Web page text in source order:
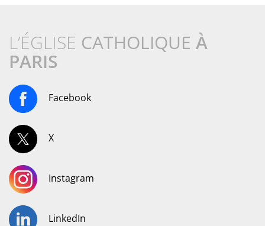
L’ÉGLISE CATHOLIQUE À
PARIS
Facebook
X
Instagram
LinkedIn